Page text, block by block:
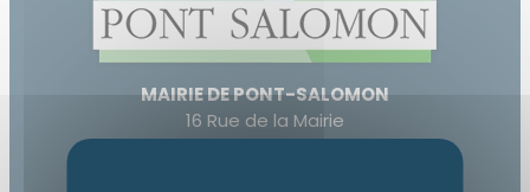
MAIRIE DE PONT-SALOMON
16 Rue de la Mairie
43330 Pont-Salomon